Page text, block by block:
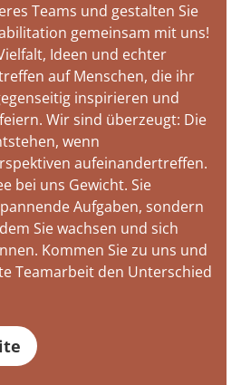
Teams und gestalten Sie
gemeinsam mit uns!
Ideen und echter
auf Menschen, die ihr
inspirieren und
Wir sind überzeugt: Die
wenn
aufeinandertreffen.
bei uns Gewicht. Sie
Aufgaben, sondern
Sie wachsen und sich
Kommen Sie zu uns und
Teamarbeit den Unterschied